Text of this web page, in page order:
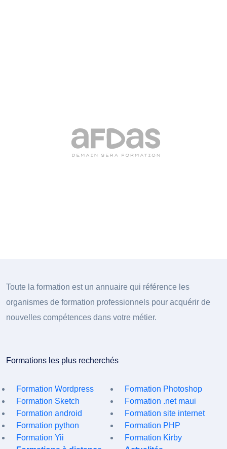
Toute la formation est un annuaire qui référence les
organismes de formation professionnels pour acquérir de
nouvelles compétences dans votre métier.
Formations les plus recherchés
Formation Wordpress
Formation Photoshop
Formation Sketch
Formation .net maui
Formation android
Formation site internet
Formation python
Formation PHP
Formation Yii
Formation Kirby